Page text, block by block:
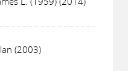
(2003)